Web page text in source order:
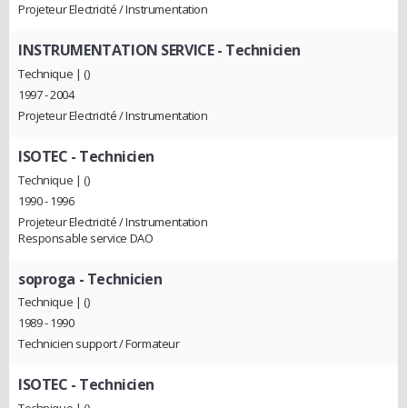
Projeteur Electricité / Instrumentation
INSTRUMENTATION SERVICE- Technicien
Technique | ()
1997 - 2004
Projeteur Electricité / Instrumentation
ISOTEC - Technicien
Technique | ()
1990 - 1996
Projeteur Electricité / Instrumentation
Responsable service DAO
soproga - Technicien
Technique | ()
1989 - 1990
Technicien support / Formateur
ISOTEC - Technicien